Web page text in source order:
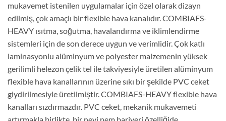
mukavemet istenilen uygulamalar için özel olarak dizayn
edilmiş, çok amaçlı bir flexible hava kanalıdır. COMBIAFS-
HEAVY ısıtma, soğutma, havalandırma ve iklimlendirme
sistemleri için de son derece uygun ve verimlidir. Çok katlı
laminasyonlu alüminyum ve polyester malzemenin yüksek
gerilimli helezon çelik tel ile takviyesiyle üretilen alüminyum
flexible hava kanallarının üzerine sıkı bir şekilde PVC ceket
giydirilmesiyle üretilmiştir. COMBIAFS-HEAVY flexible hava
kanalları sızdırmazdır. PVC ceket, mekanik mukavemeti